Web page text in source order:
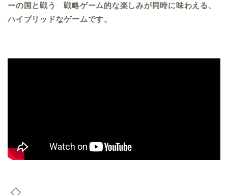
ーの国と戦う 戦略ゲーム的な楽しみが同時に味わえる、
ハイブリッドなゲームです。